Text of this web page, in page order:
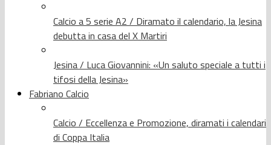
Calcio a 5 serie A2 / Diramato il calendario, la Jesina
debutta in casa del X Martiri
Jesina / Luca Giovannini: «Un saluto speciale a tutti i
tifosi della Jesina»
Fabriano Calcio
Calcio / Eccellenza e Promozione, diramati i calendari
di Coppa Italia